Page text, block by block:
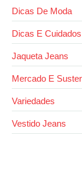
Dicas De Moda
Dicas E
Jaqueta Jeans
Mercado E
Variedades
Vestido Jeans